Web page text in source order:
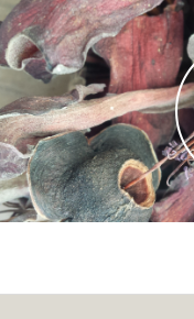
Skip
to
content